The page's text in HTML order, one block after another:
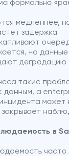
формально
медленнее,
задержка
но
деградацию
такие
данным, а
может
закрывает
в
часто